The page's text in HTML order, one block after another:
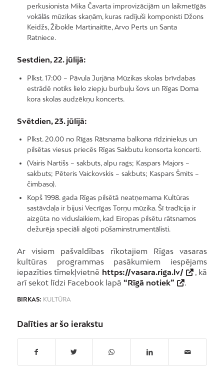
perkusionista Mika Čavarta improvizācijām un laikmetīgās
vokālās mūzikas skaņām, kuras radījuši komponisti Džons
Keidžs, Žibokle Martinaitīte, Arvo Perts un Santa
Ratniece.
Sestdien, 22. jūlijā:
Plkst. 17:00 – Pāvula Jurjāna Mūzikas skolas brīvdabas
estrādē notiks lielo ziepju burbuļu šovs un Rīgas Doma
kora skolas audzēkņu koncerts.
Svētdien, 23. jūlijā:
Plkst. 20.00 no Rīgas Rātsnama balkona rīdziniekus un
pilsētas viesus priecēs Rīgas Sakbutu konsorta koncerti.
(Vairis Nartišs – sakbuts, alpu rags; Kaspars Majors –
sakbuts; Pēteris Vaickovskis – sakbuts; Kaspars Šmits –
čimbaso).
Kopš 1998. gada Rīgas pilsētā neatņemama Kultūras
sastāvdaļa ir bijusi Vecrīgas Torņu mūzika. Šī tradīcija ir
aizgūta no viduslaikiem, kad Eiropas pilsētu rātsnamos
dežurēja speciāli algoti pūšaminstrumentālisti.
Ar visiem pašvaldības rīkotajiem Rīgas vasaras
kultūras programmas pasākumiem iespējams
iepazīties tīmekļvietnē https://vasara.riga.lv/
, kā
arī sekot līdzi Facebook lapā “Rīgā notiek” .
BIRKAS: KULTŪRA
Dalīties ar šo ierakstu